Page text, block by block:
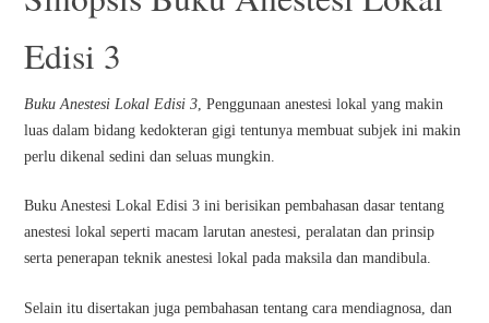
Edisi 3
Buku Anestesi Lokal Edisi 3, Penggunaan anestesi lokal yang makin
luas dalam bidang kedokteran gigi tentunya membuat subjek ini makin
perlu dikenal sedini dan seluas mungkin.
Buku Anestesi Lokal Edisi 3 ini berisikan pembahasan dasar tentang
anestesi lokal seperti macam larutan anestesi, peralatan dan prinsip
serta penerapan teknik anestesi lokal pada maksila dan mandibula.
Selain itu disertakan juga pembahasan tentang cara mendiagnosa, dan